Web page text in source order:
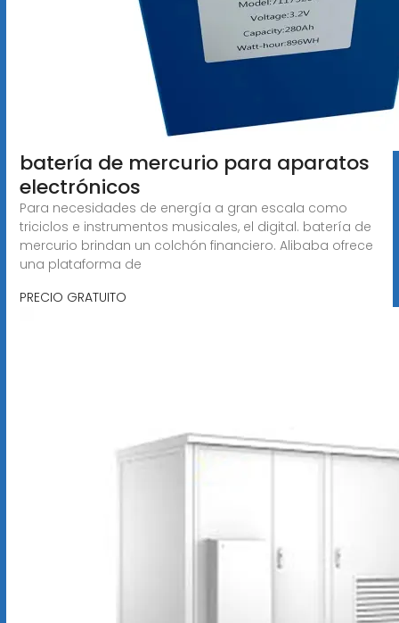
batería de mercurio para aparatos
electrónicos
Para necesidades de energía a gran escala como
triciclos e instrumentos musicales, el digital. batería de
mercurio brindan un colchón financiero. Alibaba ofrece
una plataforma de
PRECIO GRATUITO